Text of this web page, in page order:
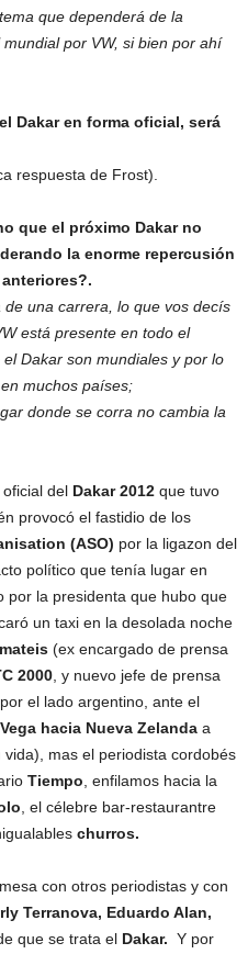
que dependerá de la
por VW, si bien por ahí
Dakar en forma oficial, será
respuesta de Frost).
que el próximo Dakar no
la enorme repercusión
una carrera, lo que vos decís
está presente en todo el
Dakar son mundiales y por lo
muchos países;
donde se corra no cambia la
del Dakar 2012 que tuvo
provocó el fastidio de los
(ASO) por la ligazon del
político que tenía lugar en
por la presidenta que hubo que
un taxi en la desolada noche
(ex encargado de prensa
2000 , y nuevo jefe de prensa
el lado argentino, ante el
hacia Nueva Zelanda a
mas el periodista cordobés
Tiempo , enfilamos hacia la
, el célebre bar-restaurantre
churros.
con otros periodistas y con
Terranova, Eduardo Alan,
que se trata el Dakar. Y por